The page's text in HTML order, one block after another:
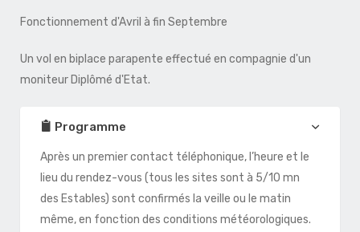
Fonctionnement d'Avril à fin Septembre
Un vol en biplace parapente effectué en compagnie d'un
moniteur Diplômé d'Etat.
Programme
Après un premier contact téléphonique, l’heure et le
lieu du rendez-vous (tous les sites sont à 5/10 mn
des Estables) sont confirmés la veille ou le matin
même, en fonction des conditions météorologiques.